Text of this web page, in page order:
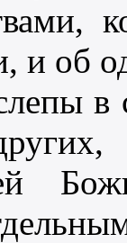
и об
в